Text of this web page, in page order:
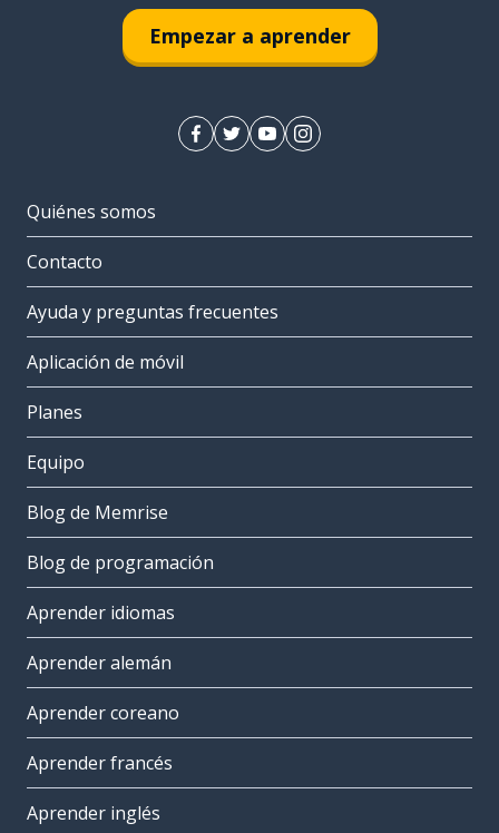
Empezar a aprender
Quiénes somos
Contacto
Ayuda y preguntas frecuentes
Aplicación de móvil
Planes
Equipo
Blog de Memrise
Blog de programación
Aprender idiomas
Aprender alemán
Aprender coreano
Aprender francés
Aprender inglés